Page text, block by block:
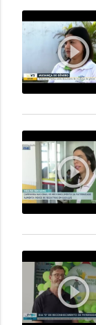
play_circle_outline
play_circle_outline
play_circle_outline